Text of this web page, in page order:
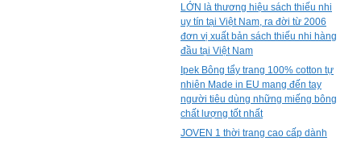
LỚN là thương hiệu sách thiếu nhi
uy tín tại Việt Nam, ra đời từ 2006
đơn vị xuất bản sách thiếu nhi hàng
đầu tại Việt Nam
Ipek Bông tẩy trang 100% cotton tự
nhiên Made in EU mang đến tay
người tiêu dùng những miếng bông
chất lượng tốt nhất
JOVEN 1 thời trang cao cấp dành